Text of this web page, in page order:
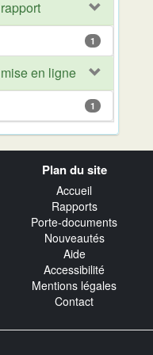
1
en ligne
1
Plan du site
Accueil
Rapports
Porte-documents
Nouveautés
Aide
Accessibilité
Mentions légales
Contact